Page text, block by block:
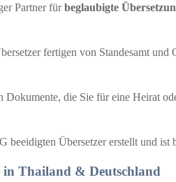
Partner fürbeglaubigte
fertigen von Standesamt
Dokumente, die Sie für eine Heirat
beeidigten Übersetzer erstellt und
in Thailand & Deutschland